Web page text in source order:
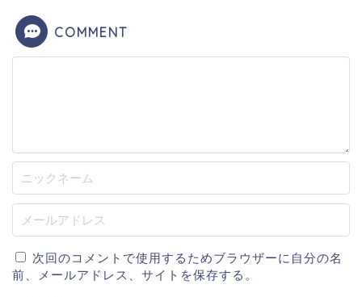
COMMENT
次回のコメントで使用するためブラウザーに自分の名
前、メールアドレス、サイトを保存する。